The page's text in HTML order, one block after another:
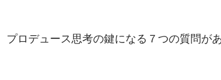
プロデュース思考の鍵になる７つの質問があ